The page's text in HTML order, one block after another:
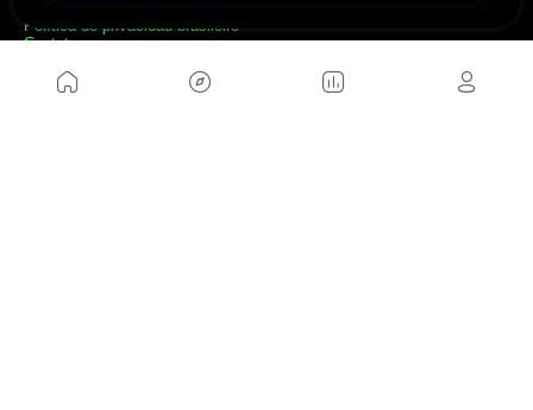
Política de privacidad brasileiro
Contato